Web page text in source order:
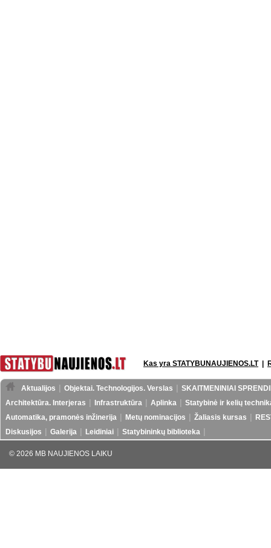
Kas yra STATYBUNAUJIENOS.LT|
Aktualijos Objektai. Technologijos. Verslas
SKAITMENINIAI
Architektūra. Interjeras
Infrastruktūra Aplinka
Statybinė ir kelių
Automatika, pramonės inžinerija
Metų nominacijos Žaliasis kursas
Diskusijos
Galerija Leidiniai Statybininkų biblioteka
© 2026 MB NAUJIENOS LAIKU